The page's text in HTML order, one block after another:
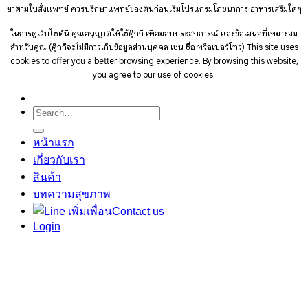
ยาตามใบสั่งแพทย์ ควรปรึกษาแพทย์ของตนก่อนเริ่มโปรแกรมโภชนาการ อาหารเสริมใดๆ
ในการดูเว็บไซต์นี้ คุณอนุญาตให้ใช้คุ๊กกี้ เพื่อมอบประสบการณ์ และข้อเสนอที่เหมาะสม
สำหรับคุณ (คุ๊กกี้จะไม่มีการเก็บข้อมูลส่วนบุคคล เช่น ชื่อ หรือเบอร์โทร) This site uses
cookies to offer you a better browsing experience. By browsing this website,
you agree to our use of cookies.
Search
for:
หน้าแรก
เกี่ยวกับเรา
สินค้า
บทความสุขภาพ
Contact us
Login